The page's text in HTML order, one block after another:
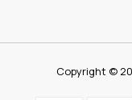
Copyright ©